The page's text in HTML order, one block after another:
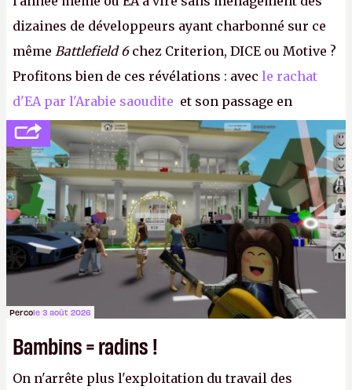
dizaines de développeurs ayant charbonné sur ce
même Battlefield 6chez Criterion, DICE ou Motive ?
Profitons bien de ces révélations : avec le rachat
d'EA par l'Arabie saoudite et son passage en
société privée, l'éditeur n'aura bientôt plus
l'obligation de publier ses bilans. Encore une
victoire pour la transparence.P.
Percole 3 août 2026
Bambins = radins !
On n'arrête plus l'exploitation du travail des